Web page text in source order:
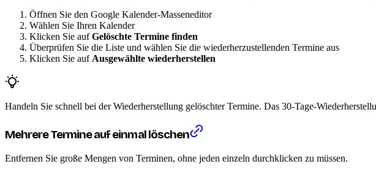
Öffnen Sie den Google Kalender-Masseneditor
Wählen Sie Ihren Kalender
Klicken Sie aufGelöschte Termine finden
Überprüfen Sie die Liste und wählen Sie die wiederherzustellenden Termine aus
Klicken Sie auf Ausgewählte wiederherstellen
Handeln Sie schnell bei der Wiederherstellung gelöschter Termine. Das 30-Tage-
Mehrere Termine auf einmal löschen
Entfernen Sie große Mengen von Terminen, ohne jeden einzeln durchklicken zu müssen.